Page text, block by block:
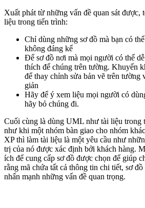
Xuất phát từ những vấn đề quan sát được,
liệu trong tiến trình:
Chỉ dùng những sơ đồ mà bạn có
không đáng kể
Để sơ đồ nơi mà mọi người có thể
thích để chúng trên tường. Khuyến
để thay chỉnh sửa bản vẽ trên tường
giản
Hãy để ý xem liệu mọi người có
hãy bỏ chúng đi.
Cuối cùng là dùng UML như tài liệu trong
như khi một nhóm bàn giao cho nhóm
XP thì làm tài liệu là một yêu cầu như
trị của nó được xác định bởi khách hàng.
ích để cung cấp sơ đồ được chọn để giúp
rằng mã chứa tất cả thông tin chi tiết, sơ
nhấn mạnh những vấn đề quan trọng.